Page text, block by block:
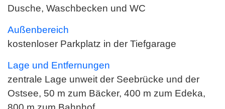
Dusche, Waschbecken und WC
Außenbereich
kostenloser Parkplatz in der Tiefgarage
Lage und Entfernungen
zentrale Lage unweit der Seebrücke und der
Ostsee, 50 m zum Bäcker, 400 m zum Edeka,